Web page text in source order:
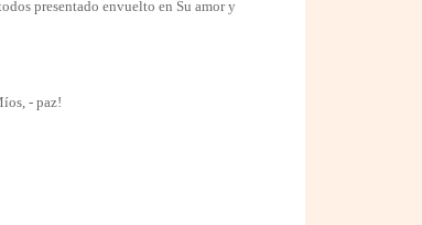
presentado envuelto en Su amor y
- paz!